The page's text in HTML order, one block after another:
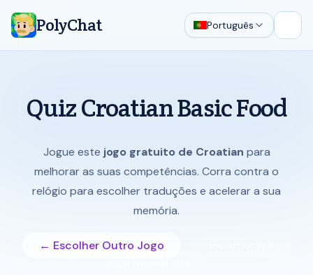
PolyChat Português
Quiz Croatian Basic Food
Jogue este jogo gratuito de Croatian para
melhorar as suas competências. Corra contra o
relógio para escolher traduções e acelerar a sua
memória.
← Escolher Outro Jogo